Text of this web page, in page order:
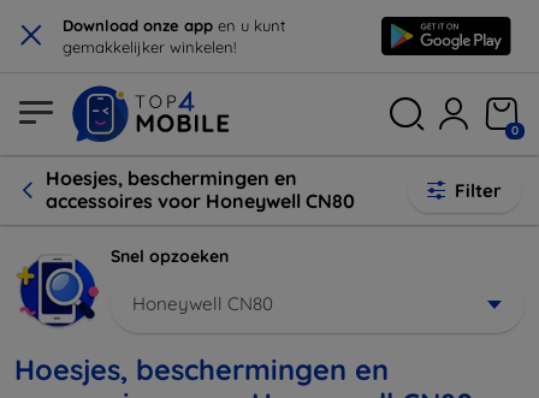
× Download onze app en u kunt
gemakkelijker winkelen!
0
Hoesjes, beschermingen en
accessoires voor Honeywell CN80
Filter
Snel opzoeken
Honeywell CN80
Hoesjes, beschermingen en